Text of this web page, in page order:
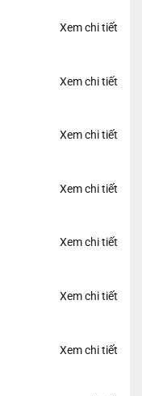
Xem chi tiết
Xem chi tiết
Xem chi tiết
Xem chi tiết
Xem chi tiết
Xem chi tiết
Xem chi tiết